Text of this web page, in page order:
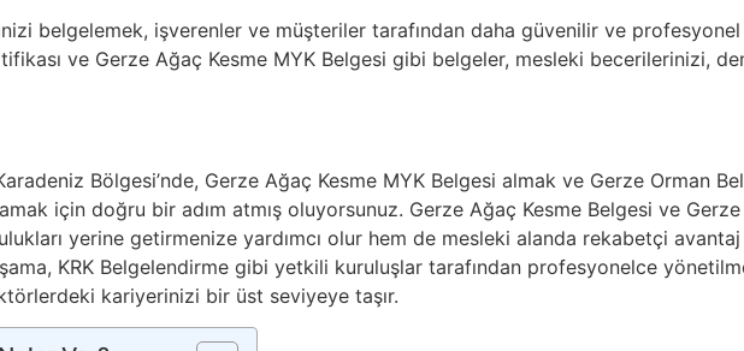
belgelemek, işverenler ve müşteriler tarafından daha güvenilir ve profesyonel
ve Gerze Ağaç Kesme MYK Belgesi gibi belgeler, mesleki becerilerinizi,
Bölgesi’nde, Gerze Ağaç Kesme MYK Belgesi almak ve Gerze Orman
için doğru bir adım atmış oluyorsunuz. Gerze Ağaç Kesme Belgesi ve
yerine getirmenize yardımcı olur hem de mesleki alanda rekabetçi
KRK Belgelendirme gibi yetkili kuruluşlar tarafından profesyonelce
kariyerinizi bir üst seviyeye taşır.